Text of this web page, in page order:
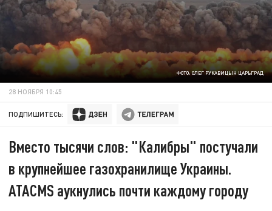
ФОТО: ОЛЕГ РУКАВИЦЫН ЦАРЬГРАД
28 НОЯБРЯ 10:45
ПОДПИШИТЕСЬ:
Вместо тысячи слов: "Калибры" постучали
в крупнейшее газохранилище Украины.
ATACMS аукнулись почти каждому городу